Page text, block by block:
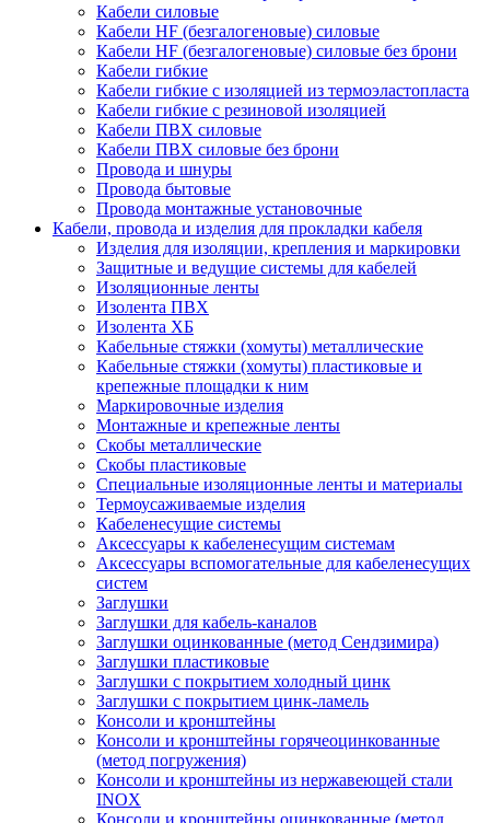
Кабели силовые
Кабели HF (безгалогеновые) силовые
Кабели HF (безгалогеновые) силовые без брони
Кабели гибкие
Кабели гибкие с изоляцией из термоэластопласта
Кабели гибкие с резиновой изоляцией
Кабели ПВХ силовые
Кабели ПВХ силовые без брони
Провода и шнуры
Провода бытовые
Провода монтажные установочные
Кабели, провода и изделия для прокладки кабеля
Изделия для изоляции, крепления и маркировки
Защитные и ведущие системы для кабелей
Изоляционные ленты
Изолента ПВХ
Изолента ХБ
Кабельные стяжки (хомуты) металлические
Кабельные стяжки (хомуты) пластиковые и
крепежные площадки к ним
Маркировочные изделия
Монтажные и крепежные ленты
Скобы металлические
Скобы пластиковые
Специальные изоляционные ленты и материалы
Термоусаживаемые изделия
Кабеленесущие системы
Аксессуары к кабеленесущим системам
Аксессуары вспомогательные для кабеленесущих
систем
Заглушки
Заглушки для кабель-каналов
Заглушки оцинкованные (метод Сендзимира)
Заглушки пластиковые
Заглушки с покрытием холодный цинк
Заглушки с покрытием цинк-ламель
Консоли и кронштейны
Консоли и кронштейны горячеоцинкованные
(метод погружения)
Консоли и кронштейны из нержавеющей стали
INOX
Консоли и кронштейны оцинкованные (метод